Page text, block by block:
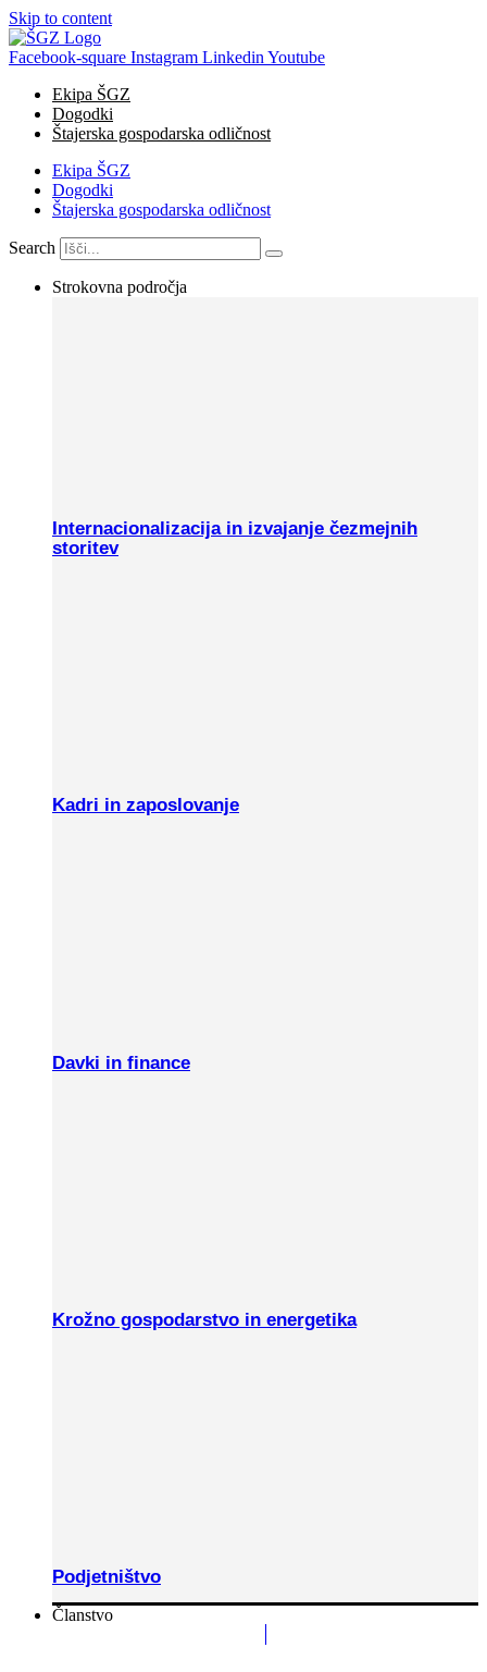
Skip to content
Facebook-square Instagram Linkedin Youtube
Ekipa ŠGZ
Dogodki
Štajerska gospodarska odličnost
Ekipa ŠGZ
Dogodki
Štajerska gospodarska odličnost
Search
Strokovna področja
Internacionalizacija in izvajanje čezmejnih
storitev
Kadri in zaposlovanje
Davki in finance
Krožno gospodarstvo in energetika
Podjetništvo
Članstvo